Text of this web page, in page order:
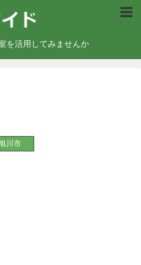
を活用してみませんか
川市